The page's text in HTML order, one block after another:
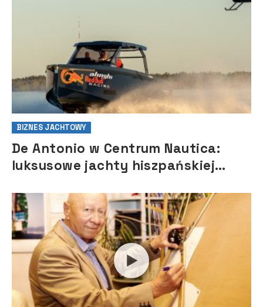
BIZNES JACHTOWY
De Antonio w Centrum Nautica:
luksusowe jachty hiszpańskiej